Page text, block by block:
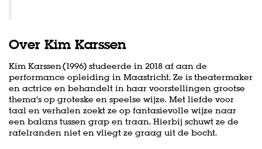
Over Kim Karssen
Kim Karssen (1996) studeerde in 2018 af aan de
performance opleiding in Maastricht. Ze is theatermaker
en actrice en behandelt in haar voorstellingen grootse
thema’s op groteske en speelse wijze. Met liefde voor
taal en verhalen zoekt ze op fantasievolle wijze naar
een balans tussen grap en traan. Hierbij schuwt ze de
rafelranden niet en vliegt ze graag uit de bocht.